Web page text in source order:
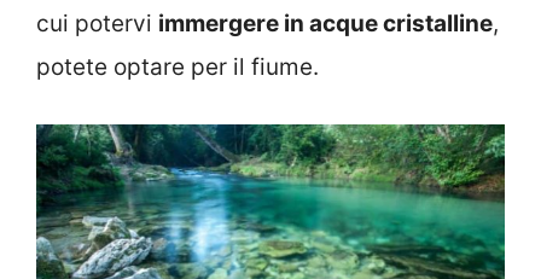
cui potervi immergere in acque cristalline,
potete optare per il fiume.